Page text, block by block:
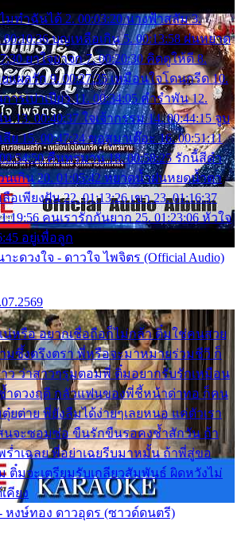
มทำฉันได้ 2. 00:03:20 นางฟ้าสลัม 3.
00:10:36 บุญเหลือเกิน 5. 00:13:58 ฝนหยาด
ยาใจยาจก 7. 00:20:30 คิดดูให้ดี 8.
แผลรัก 9. 00:27:35 เหมือนใจโดนกรีด 10.
ารเปาเปียว 11. 00:34:05 คำรำพัน 12.
13. 00:40:37 ใจเจ้ากรรม 14. 00:44:15 จูบ
ย 15. 00:47:24 ขอสูมาเต๊อะ 16. 00:51:11
คืนทรมาน 18. 00:58:25 รักนี้สีดำ
นเกิน 20. 01:05:42 หยาดน้ำฝนหยดน้ำตา
ลือเพียงฝัน 22. 01:13:26 เขา 23. 01:16:37
คนเรารักกันยาก 25. 01:23:06 หัวใจ
อยู่เพื่อลูก
าะดวงใจ - ดาวใจ ไพจิตร (Official Audio)
น่หรือ อยากเชื่อถือก็ไม่กล้า ติ๋มใช่คนสวย
มซึ้งตรึงตรา พี่หรือจะมาหมายร่วมชีวี ก็
ว ว่าสาวๆรุมตอมพี่ ติ๋มอยากรับรักเหมือน
ำดวงฤดี กลัวแฟนของพี่ชี้หน้าด่าทอ ก็คน
ยต่าย พี่ยังลืมได้ง่ายๆเลยหนอ แค่ตัวเรา
นจะซอมซ่อ ขืนรักขืนรอคงช้ำสักวัน ถ้า
ร่ำเฉลย พี่อย่าเฉยรีบมาหมั้น ถ้าพี่สู่ขอ
ติ๋มจะเตรียมรับเกลียวสัมพันธ์ ผิดหวังไม่
คียง
หงษ์ทอง ดาวอุดร (ซาวด์ดนตรี)